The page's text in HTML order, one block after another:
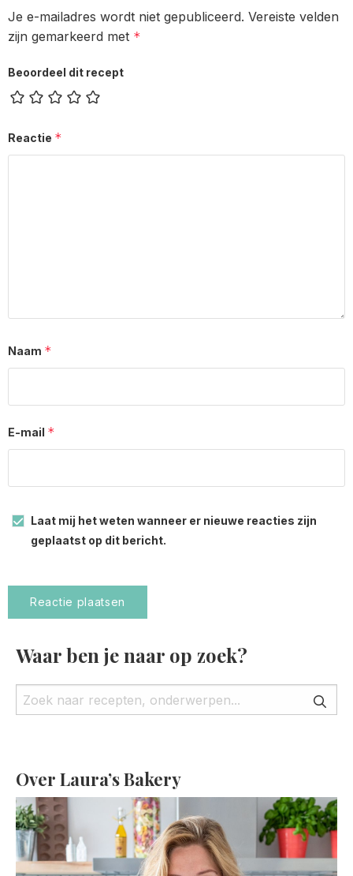
Je e-mailadres wordt niet gepubliceerd. Vereiste velden
zijn gemarkeerd met *
Beoordeel dit recept
Reactie *
Naam *
E-mail *
Laat mij het weten wanneer er nieuwe reacties zijn
geplaatst op dit bericht.
Waar ben je naar op zoek?
Over Laura’s Bakery